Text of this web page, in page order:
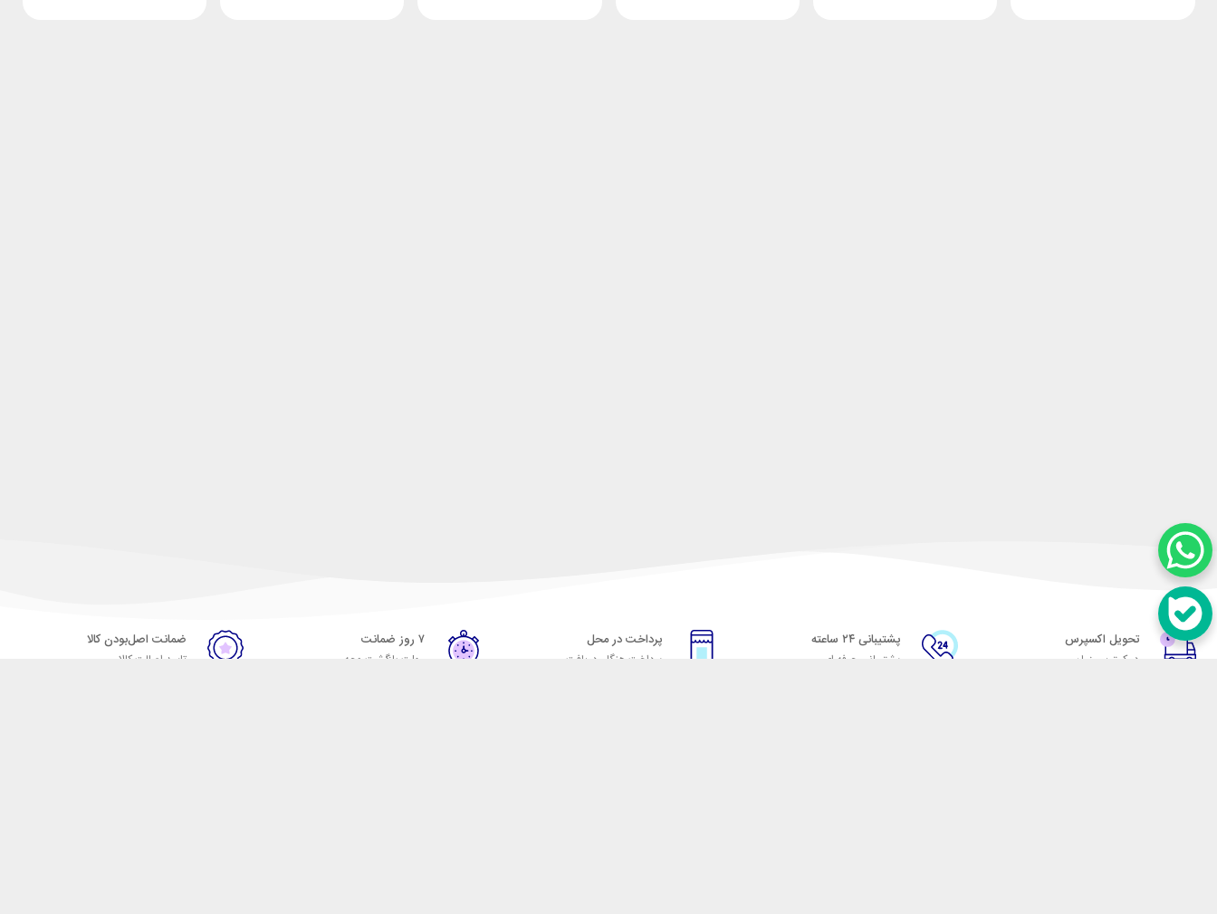
تحویل اکسپرس
در کمترین زمان
پشتیبانی ۲۴ ساعته
پشتیبانی حرفه ای
پرداخت در محل
پرداخت هنگام دریافت
۷ روز ضمانت
مهلت بازگشت وجه
ضمانت اصل‌بودن کالا
تایید اصالت کالا